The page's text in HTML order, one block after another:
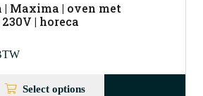
Maxima | oven met
| horeca
Select options